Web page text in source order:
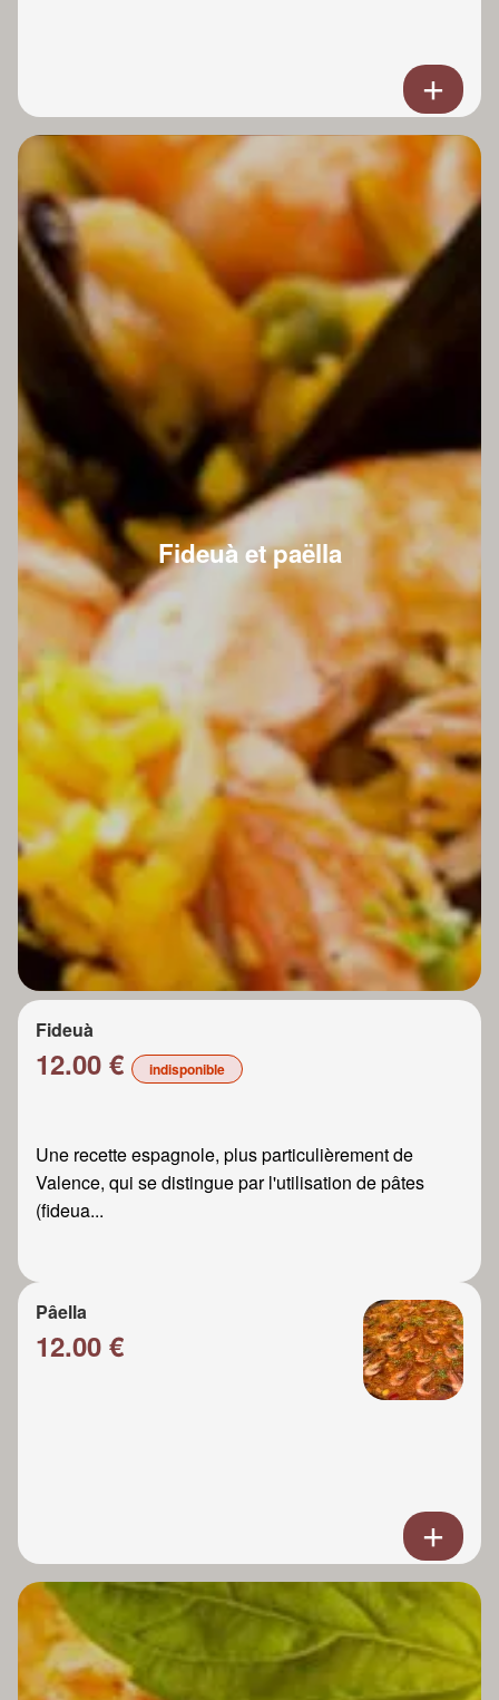
Fideuà et paëlla
Fideuà
12.00 € indisponible
Une recette espagnole, plus particulièrement de
Valence, qui se distingue par l'utilisation de pâtes
(fideua...
Pâella
12.00 €